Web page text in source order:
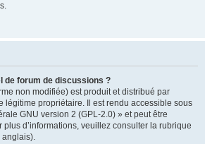
de forum de discussions ?
non modifiée) est produit et distribué par
légitime propriétaire. Il est rendu accessible sous
GNU version 2 (GPL-2.0) » et peut être
d’informations, veuillez consulter la rubrique
anglais).